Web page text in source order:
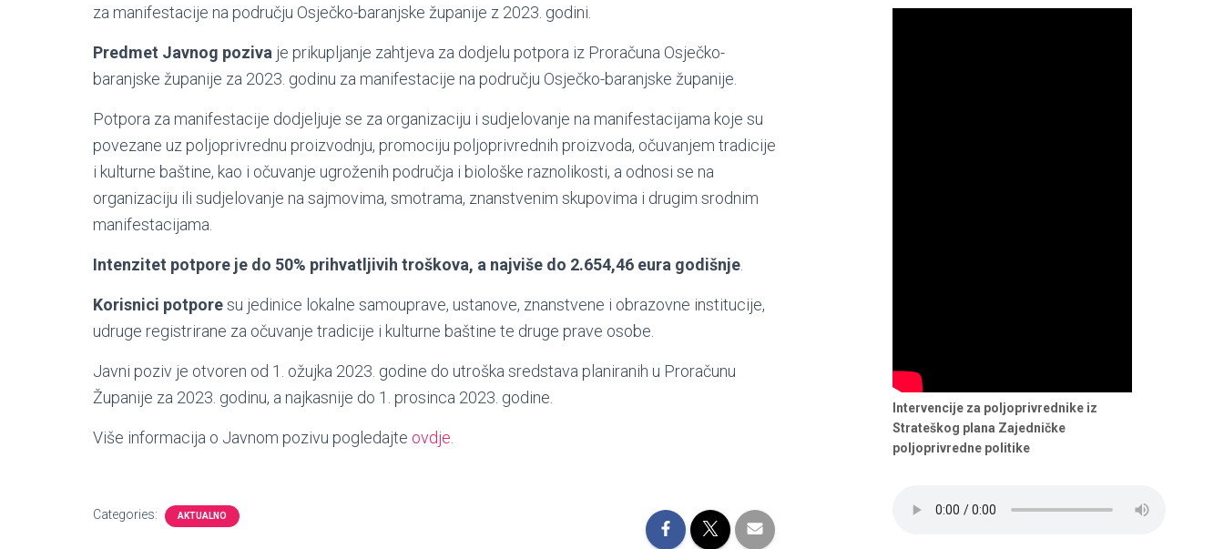
za manifestacije na području Osječko-baranjske županije z 2023. godini.
Predmet Javnog poziva je prikupljanje zahtjeva za dodjelu potpora iz Proračuna Osječko-
baranjske županije za 2023. godinu za manifestacije na području Osječko-baranjske županije.
Potpora za manifestacije dodjeljuje se za organizaciju i sudjelovanje na manifestacijama koje su
povezane uz poljoprivrednu proizvodnju, promociju poljoprivrednih proizvoda, očuvanjem tradicije
i kulturne baštine, kao i očuvanje ugroženih područja i biološke raznolikosti, a odnosi se na
organizaciju ili sudjelovanje na sajmovima, smotrama, znanstvenim skupovima i drugim srodnim
manifestacijama.
Intenzitet potpore je do 50% prihvatljivih troškova, a najviše do 2.654,46 eura godišnje
Korisnici potporesu jedinice lokalne samouprave, ustanove, znanstvene i obrazovne institucije,
udruge registrirane za očuvanje tradicije i kulturne baštine te druge prave osobe.
Javni poziv je otvoren od 1. ožujka 2023. godine do utroška sredstava planiranih u Proračunu
Županije za 2023. godinu, a najkasnije do 1. prosinca 2023. godine.
Više informacija o Javnom pozivu pogledajte ovdje.
Categories: AKTUALNO
Intervencije za poljoprivrednike iz
Strateškog plana Zajedničke
poljoprivredne politike